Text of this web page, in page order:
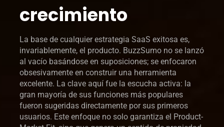
crecimiento
La base de cualquier estrategia SaaS exitosa es,
invariablemente, el producto. BuzzSumo no se lanzó
al vacío basándose en suposiciones; se enfocaron
obsesivamente en construir una herramienta
excelente. La clave aquí fue la escucha activa: la
gran mayoría de sus funciones más populares
fueron sugeridas directamente por sus primeros
usuarios. Este enfoque no solo garantiza el Product-